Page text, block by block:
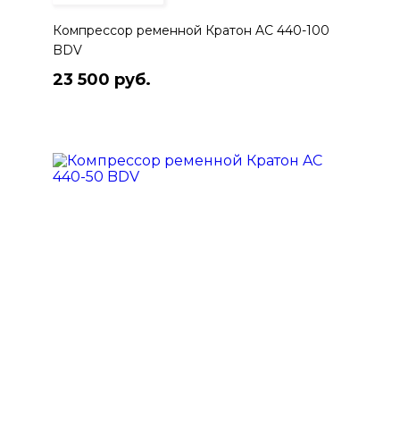
Компрессор ременной Кратон AC 440-100
BDV
23 500 руб.